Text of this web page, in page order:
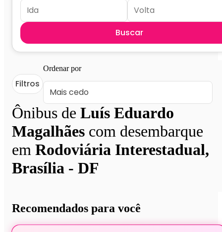
Buscar
Ônibus de Luís Eduardo
Magalhães com desembarque
em Rodoviária Interestadual,
Brasília - DF
Filtros
Ordenar por
Recomendados para você